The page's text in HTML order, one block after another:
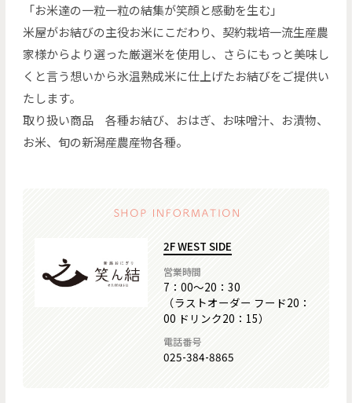
「お米達の一粒一粒の結集が笑顔と感動を生む」
米屋がお結びの主役お米にこだわり、契約栽培一流生産農
家様からより選った厳選米を使用し、さらにもっと美味し
くと言う想いから氷温熟成米に仕上げたお結びをご提供い
たします。
取り扱い商品 各種お結び、おはぎ、お味噌汁、お漬物、
お米、旬の新潟産農産物各種。
2F WEST SIDE
営業時間
7：00～20：30
（ラストオーダー フード20：
00 ドリンク20：15）
電話番号
025-384-8865